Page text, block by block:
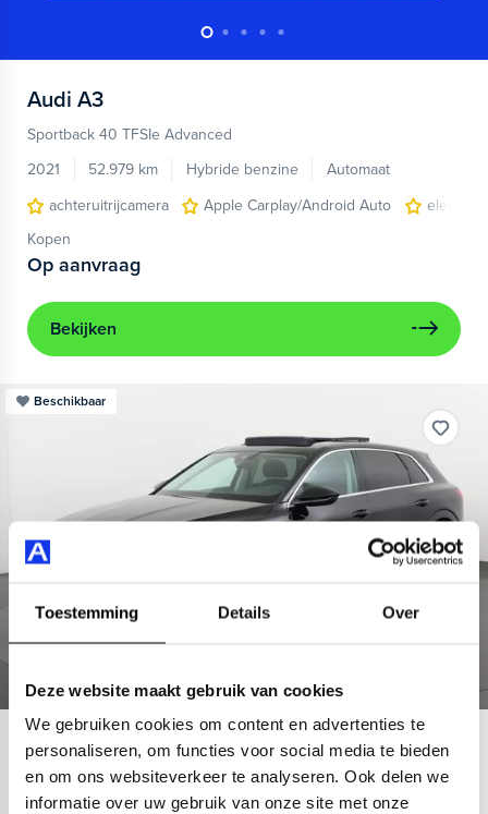
Toestemming Details Over
Deze website maakt gebruik van cookies
We gebruiken cookies om content en advertenties te
personaliseren, om functies voor social media te bieden
en om ons websiteverkeer te analyseren. Ook delen we
informatie over uw gebruik van onze site met onze
Audi A3
Sportback 40 TFSIe Advanced
2021
52.979 km Hybride benzine
Automaat
achteruitrijcamera
Apple Carplay/Android Auto
Kopen
Op aanvraag
Bekijken
Beschikbaar
Audi e-tron
55 quattro Advanced 95 kWh